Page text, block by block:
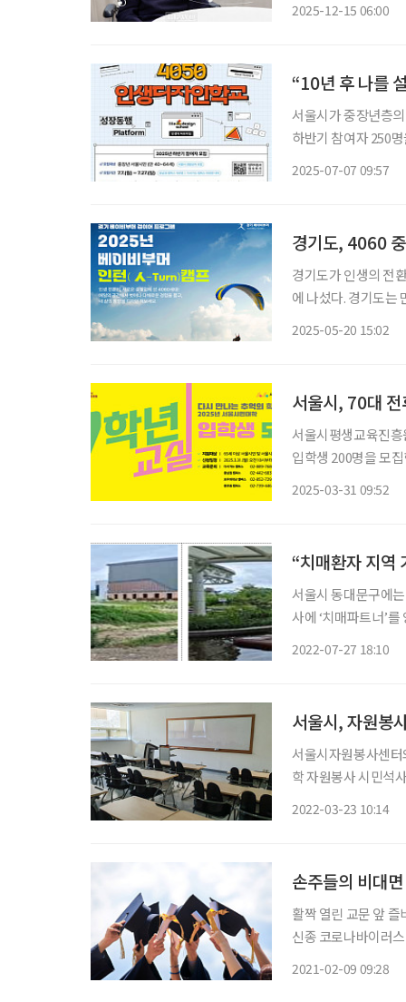
2025-12-15 06:00
“10년 후 나를
서울시가 중장년층
하반기 참여자 250명을 27일까
2025-07-07 09:57
경기도, 4060
경기도가 인생의 전
에 나섰다. 경기도는 만 40세부터 64세까지 도내 중장년층을 대상으로 ‘2025년 베이비부머
2025-05-20 15:02
서울시, 70대 전
서울시평생교육진흥
입학생 200명을 모집
2025-03-31 09:52
서울시 동대문구에
사에 ‘치매파트너’
2022-07-27 18:10
서울시, 자원봉
서울시자원봉사센
학 자원봉사 시민석
2022-03-23 10:14
손주들의 비대
활짝 열린 교문 앞
신종 코로나바이러스 감
2021-02-09 09:28